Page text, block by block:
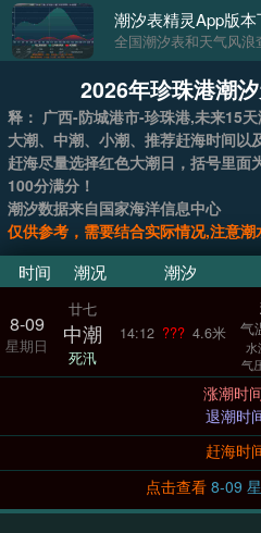
潮汐表精灵App版本
全国潮汐表和天气风浪
2026年珍珠港潮
释： 广西-防城港市-珍珠港,未来15天潮汐表和天气情况简报，包含了
大潮、中潮、小潮、推荐赶海时间以
赶海尽量选择红色大潮日，括号里面
100分满分！
潮汐数据来自国家海洋信息中心
仅供参考，需要结合实际情况,注意
时间 潮况 潮汐
8-09
星期日
廿七
中潮
死汛
14:12 ??? 4.6米 气
水
气
涨潮时
退潮时
赶海时
点击查看
8-